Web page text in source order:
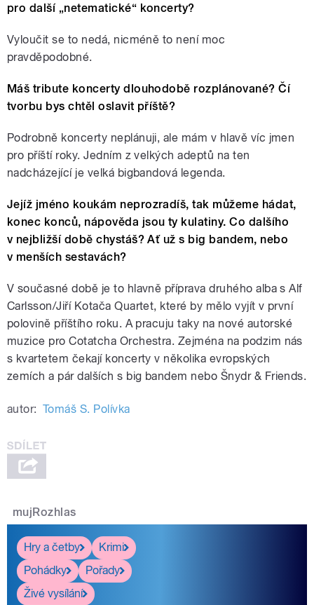
pro další „netematické“ koncerty?
Vyloučit se to nedá, nicméně to není moc
pravděpodobné.
Máš tribute koncerty dlouhodobě rozplánované? Čí
tvorbu bys chtěl oslavit příště?
Podrobně koncerty neplánuji, ale mám v hlavě víc jmen
pro příští roky. Jedním z velkých adeptů na ten
nadcházející je velká bigbandová legenda.
Jejíž jméno koukám neprozradíš, tak můžeme hádat,
konec konců, nápověda jsou ty kulatiny. Co dalšího
v nejbližší době chystáš? Ať už s big bandem, nebo
v menších sestavách?
V současné době je to hlavně příprava druhého alba s Alf
Carlsson/Jiří Kotača Quartet, které by mělo vyjít v první
polovině příštího roku. A pracuju taky na nové autorské
muzice pro Cotatcha Orchestra. Zejména na podzim nás
s kvartetem čekají koncerty v několika evropských
zemích a pár dalších s big bandem nebo Šnydr & Friends.
autor: Tomáš S. Polívka
mujRozhlas
Hry a četby
Krimi
Pohádky
Pořady
Živé vysílání